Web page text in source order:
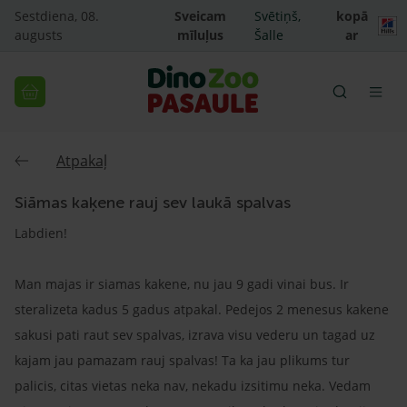
Sestdiena, 08.
augusts
Sveicam
mīluļus
Svētiņš,
Šalle
kopā
ar
Atpakaļ
Siāmas kaķene rauj sev laukā spalvas
Labdien!
Man majas ir siamas kakene, nu jau 9 gadi vinai bus. Ir
steralizeta kadus 5 gadus atpakal. Pedejos 2 menesus kakene
sakusi pati raut sev spalvas, izrava visu vederu un tagad uz
kajam jau pamazam rauj spalvas! Ta ka jau plikums tur
palicis, citas vietas neka nav, nekadu izsitimu neka. Vedam